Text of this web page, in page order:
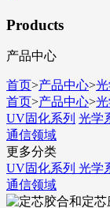
Products
产品中心
首页>产品中心>光
首页>产品中心>光
UV固化系列 光学
通信领域
更多分类
UV固化系列 光学
通信领域